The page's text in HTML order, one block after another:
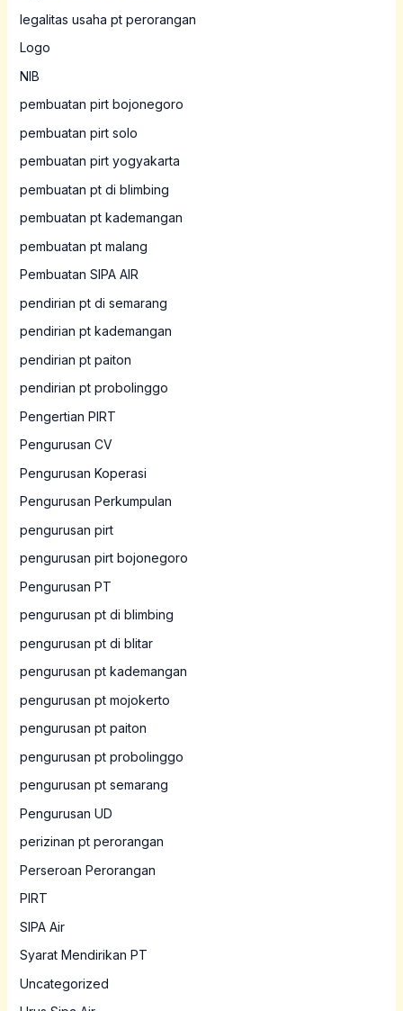
legalitas usaha pt perorangan
Logo
NIB
pembuatan pirt bojonegoro
pembuatan pirt solo
pembuatan pirt yogyakarta
pembuatan pt di blimbing
pembuatan pt kademangan
pembuatan pt malang
Pembuatan SIPA AIR
pendirian pt di semarang
pendirian pt kademangan
pendirian pt paiton
pendirian pt probolinggo
Pengertian PIRT
Pengurusan CV
Pengurusan Koperasi
Pengurusan Perkumpulan
pengurusan pirt
pengurusan pirt bojonegoro
Pengurusan PT
pengurusan pt di blimbing
pengurusan pt di blitar
pengurusan pt kademangan
pengurusan pt mojokerto
pengurusan pt paiton
pengurusan pt probolinggo
pengurusan pt semarang
Pengurusan UD
perizinan pt perorangan
Perseroan Perorangan
PIRT
SIPA Air
Syarat Mendirikan PT
Uncategorized